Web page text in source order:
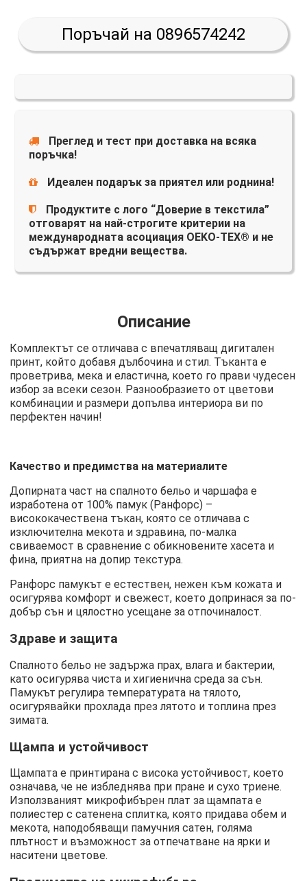
Поръчай на 0896574242
Преглед и тест при доставка на всяка
поръчка!
Идеален подарък за приятел или роднина!
Продуктите с лого “Доверие в текстила”
отговарят на най-строгите критерии на
международната асоциация OEKO-TEX® и не
съдържат вредни вещества.
Описание
Комплектът се отличава с впечатляващ дигитален
принт, който добавя дълбочина и стил. Тъканта е
проветрива, мека и еластична, което го прави чудесен
избор за всеки сезон. Разнообразието от цветови
комбинации и размери допълва интериора ви по
перфектен начин!
Качество и предимства на материалите
Допирната част на спалното бельо и чаршафа е
изработена от 100% памук (Ранфорс) –
висококачествена тъкан, която се отличава с
изключителна мекота и здравина, по-малка
свиваемост в сравнение с обикновените хасета и
фина, приятна на допир текстура.
Ранфорс памукът е естествен, нежен към кожата и
осигурява комфорт и свежест, което допринася за по-
добър сън и цялостно усещане за отпочиналост.
Здраве и защита
Спалното бельо не задържа прах, влага и бактерии,
като осигурява чиста и хигиенична среда за сън.
Памукът регулира температурата на тялото,
осигурявайки прохлада през лятото и топлина през
зимата.
Щампа и устойчивост
Щампата е принтирана с висока устойчивост, което
означава, че не избледнява при пране и сухо триене.
Използваният микрофибърен плат за щампата е
полиестер с сатенена сплитка, която придава обем и
мекота, наподобяващи памучния сатен, голяма
плътност и възможност за отпечатване на ярки и
наситени цветове.